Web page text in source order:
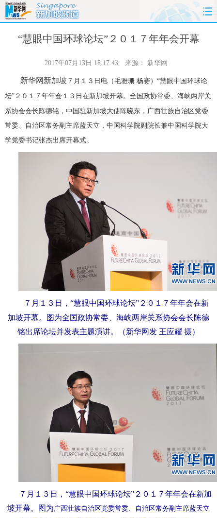
首页 时政 国际 财经
体育 人事
时尚 思客 地方 法治
港澳 台湾 华人 汽车
科技 能源
视频
健康
公益 无人机
摄影 新华广播
新华电视中文 新华电视英文 返回PC
“慧眼中国环球论坛”２０１７年年会开幕
2017年07月13日 18:17:43 来源： 新华网
新华网新加坡 ７ 月 １３ 日电（毛雅珊 杨赛）“慧眼中国环球论
坛” ２０１７ 年年会 １３ 日在新加坡开幕。全国政协常委、海峡两岸关
系协会会长陈德铭，中国驻新加坡大使陈晓东， 广西壮族自治区党委
常委、自治区常务副主席蓝天立， 中国科学院副院长兼中国科学院大
学党委书记张杰出席开幕式。
７月１３日，“慧眼中国环球论坛”２０１７年年会在新
加坡开幕。图为全国政协常委、海峡两岸关系协会会长陈德
铭出席论坛并发表主题演讲。（新华网发 王应耀 摄）
７月１３日，“慧眼中国环球论坛”２０１７年年会在新加
坡开幕。图为广西壮族自治区党委常委、自治区常务副主席蓝天立